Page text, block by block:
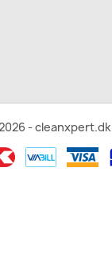
- cleanxpert.dk